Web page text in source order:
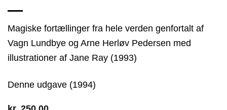
Magiske fortællinger fra hele verden genfortalt af
Vagn Lundbye og Arne Herløv Pedersen med
illustrationer af Jane Ray (1993)
Denne udgave (1994)